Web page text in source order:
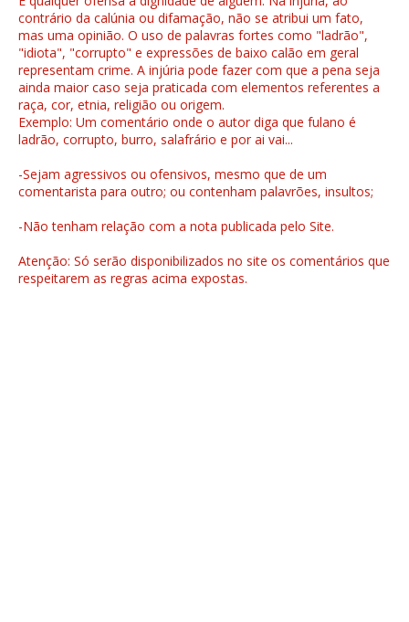
contrário da calúnia ou difamação, não se atribui um fato,
mas uma opinião. O uso de palavras fortes como "ladrão",
"idiota", "corrupto" e expressões de baixo calão em geral
representam crime. A injúria pode fazer com que a pena seja
ainda maior caso seja praticada com elementos referentes a
raça, cor, etnia, religião ou origem.
Exemplo: Um comentário onde o autor diga que fulano é
ladrão, corrupto, burro, salafrário e por ai vai...
-Sejam agressivos ou ofensivos, mesmo que de um
comentarista para outro; ou contenham palavrões, insultos;
-Não tenham relação com a nota publicada pelo Site.
Atenção: Só serão disponibilizados no site os comentários que
respeitarem as regras acima expostas.